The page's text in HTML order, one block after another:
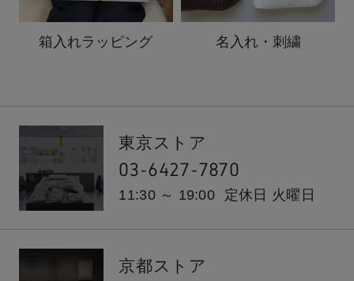
箱入れラッピング 名入れ・刺繍
東京ストア
03-6427-7870
11:30 ～ 19:00 定休日 火曜日
京都ストア